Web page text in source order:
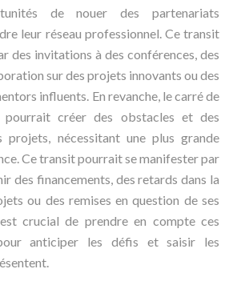
de nouer des partenariats
leur réseau professionnel. Ce transit
des invitations à des conférences, des
sur des projets innovants ou des
influents. En revanche, le carré de
pourrait créer des obstacles et des
projets, nécessitant une plus grande
Ce transit pourrait se manifester par
des financements, des retards dans la
ou des remises en question de ses
crucial de prendre en compte ces
anticiper les défis et saisir les